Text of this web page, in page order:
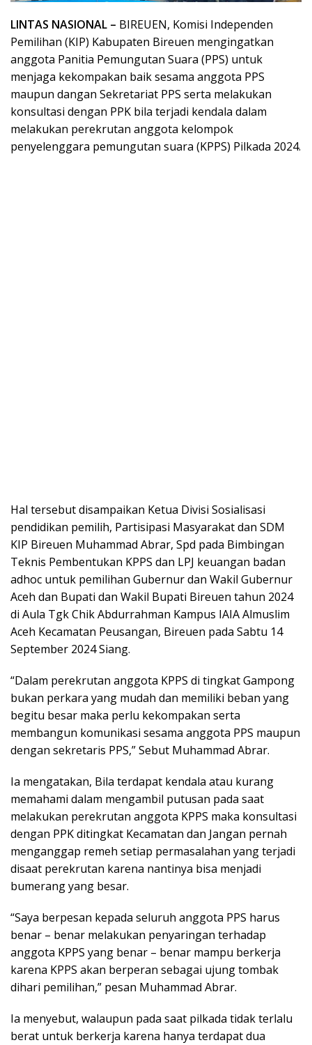
LINTAS NASIONAL – BIREUEN, Komisi Independen
Pemilihan (KIP) Kabupaten Bireuen mengingatkan
anggota Panitia Pemungutan Suara (PPS) untuk
menjaga kekompakan baik sesama anggota PPS
maupun dangan Sekretariat PPS serta melakukan
konsultasi dengan PPK bila terjadi kendala dalam
melakukan perekrutan anggota kelompok
penyelenggara pemungutan suara (KPPS) Pilkada 2024.
Hal tersebut disampaikan Ketua Divisi Sosialisasi
pendidikan pemilih, Partisipasi Masyarakat dan SDM
KIP Bireuen Muhammad Abrar, Spd pada Bimbingan
Teknis Pembentukan KPPS dan LPJ keuangan badan
adhoc untuk pemilihan Gubernur dan Wakil Gubernur
Aceh dan Bupati dan Wakil Bupati Bireuen tahun 2024
di Aula Tgk Chik Abdurrahman Kampus IAIA Almuslim
Aceh Kecamatan Peusangan, Bireuen pada Sabtu 14
September 2024 Siang.
“Dalam perekrutan anggota KPPS di tingkat Gampong
bukan perkara yang mudah dan memiliki beban yang
begitu besar maka perlu kekompakan serta
membangun komunikasi sesama anggota PPS maupun
dengan sekretaris PPS,” Sebut Muhammad Abrar.
Ia mengatakan, Bila terdapat kendala atau kurang
memahami dalam mengambil putusan pada saat
melakukan perekrutan anggota KPPS maka konsultasi
dengan PPK ditingkat Kecamatan dan Jangan pernah
menganggap remeh setiap permasalahan yang terjadi
disaat perekrutan karena nantinya bisa menjadi
bumerang yang besar.
“Saya berpesan kepada seluruh anggota PPS harus
benar – benar melakukan penyaringan terhadap
anggota KPPS yang benar – benar mampu berkerja
karena KPPS akan berperan sebagai ujung tombak
dihari pemilihan,” pesan Muhammad Abrar.
Ia menyebut, walaupun pada saat pilkada tidak terlalu
berat untuk berkerja karena hanya terdapat dua